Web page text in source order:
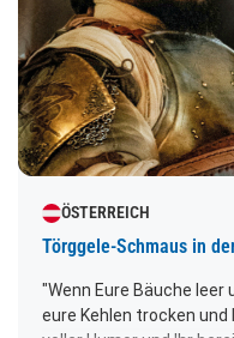
ÖSTERREICH
Törggele-Schmaus in
"Wenn Eure Bäuche leer
eure Kehlen trocken